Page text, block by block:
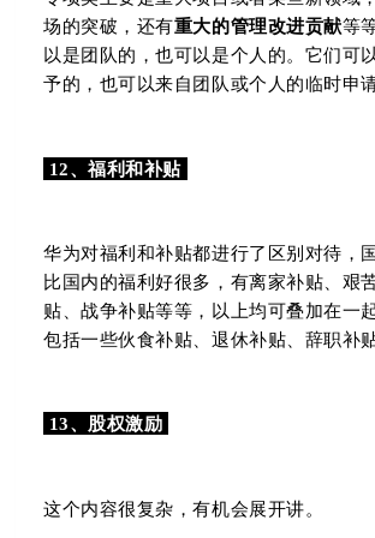
场的突破，还有重大的管理改进贡献等
以是团队的，也可以是个人的。它们可
予的，也可以来自团队或个人的临时申请
12、福利和补贴
华为对福利和补贴都进行了区别对待，
比国内的福利好很多，有离家补贴、 艰
贴、战争补贴等等，以上均可叠加在一
包括一些伙食补贴、退休补贴、辞职补
13、股权激励
这个内容很复杂，有机会展开讲。